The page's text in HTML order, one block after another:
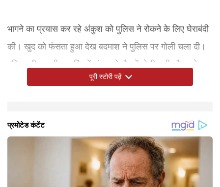
भागने का प्रयास कर रहे अंकुश को पुलिस ने रोकने के लिए घेराबंदी
की। खुद को फंसता हुआ देख बदमाश ने पुलिस पर गोली चला दी।
पुलिस की जवाबी फायरिंग में अंकुश के पैर में गोली लगी और उसे
गिरफ्तार करते हुए इलाज के लिए अस्पताल में भर्ती कराया गया।
पूरी स्टोरी पढ़ें